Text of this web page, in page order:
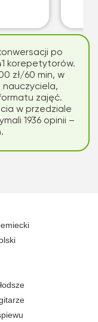
po
korepetytorów.
zł/60 min, w
zajęć.
w przedziale
1936 opinii –